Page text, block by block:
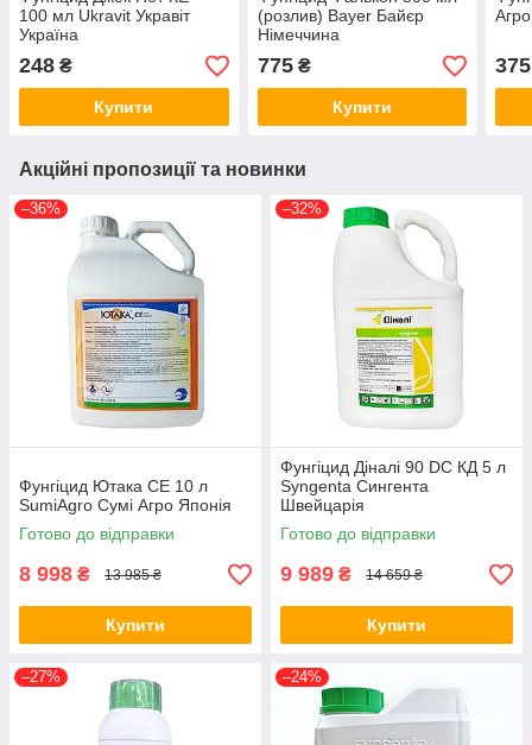
100 мл Ukravit Укравіт
Україна
248 ₴
Купити
(розлив) Bayer Байєр
Німеччина
775₴
Купити
375
Акційні пропозиції та новинки
–36%
Фунгіцид Ютака СЕ 10 л
SumiAgro Сумі Агро Японія
Готово до відправки
8 998 ₴ 13 985 ₴
Купити
–32%
Фунгіцид Діналі 90 DC КД 5 л
Syngenta Сингента
Швейцарія
Готово до відправки
9 989 ₴ 14 659 ₴
Купити
–27% –24%